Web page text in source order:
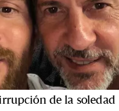
de la soledad